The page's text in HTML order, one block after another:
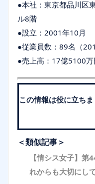
●本社：東京都品川区
ル8階
●設立：2001年10月
●従業員数：89名（
●売上高：17億5100万
この情報は役に立ちま
＜類似記事＞
【情シス女子】第
れからも大切にし